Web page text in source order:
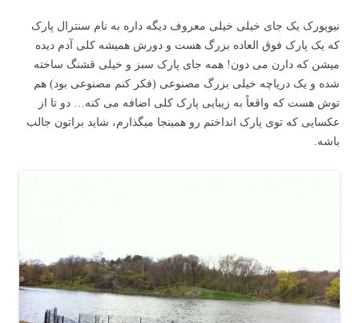
نیویورک یک جای خیلی خیلی معروف دیگه داره به نام سنترال پارک
که یک پارک فوق العاده بزرگ هست و دورش همیشه کلی آدم دیده
میشن که دارن می دون! همه جای پارک سبز و خیلی قشنگ ساخته
شده و یک دریاچه خیلی بزرگ مصنوعی (فکر کنم مصنوعی بود) هم
توش هست که واقعاً به زیبایی پارک کلی اضافه می کنه… دو تا از
عکسایی که توی پارک انداختم رو همینجا میگذارم، شاید براتون جالب
باشه.